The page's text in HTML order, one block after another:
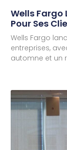
Wells Fargo
Pour Ses
Wells Fargo
entreprises,
automne et un